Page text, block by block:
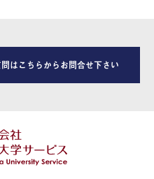
はこちらからお問合せ下さい